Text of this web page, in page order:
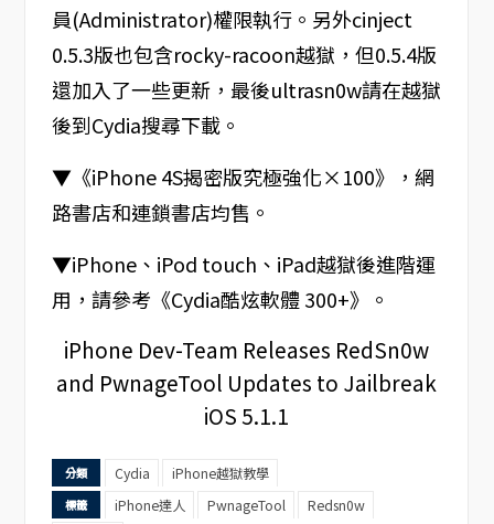
員(Administrator)權限執行。另外cinject
0.5.3版也包含rocky-racoon越獄，但0.5.4版
還加入了一些更新，最後ultrasn0w請在越獄
後到Cydia搜尋下載。
▼《iPhone 4S揭密版究極強化×100》，網
路書店和連鎖書店均售。
▼iPhone、iPod touch、iPad越獄後進階運
用，請參考《Cydia酷炫軟體 300+》。
iPhone Dev-Team Releases RedSn0w
and PwnageTool Updates to Jailbreak
iOS 5.1.1
分類 Cydia iPhone越獄教學
標籤 iPhone達人 PwnageTool
Redsn0w